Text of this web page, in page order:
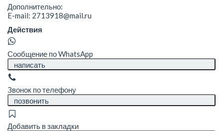
Дополнительно:
E-mail: 2713918@mail.ru
Действия
Сообщение по WhatsApp
написать
Звонок по телефону
позвонить
Добавить в закладки